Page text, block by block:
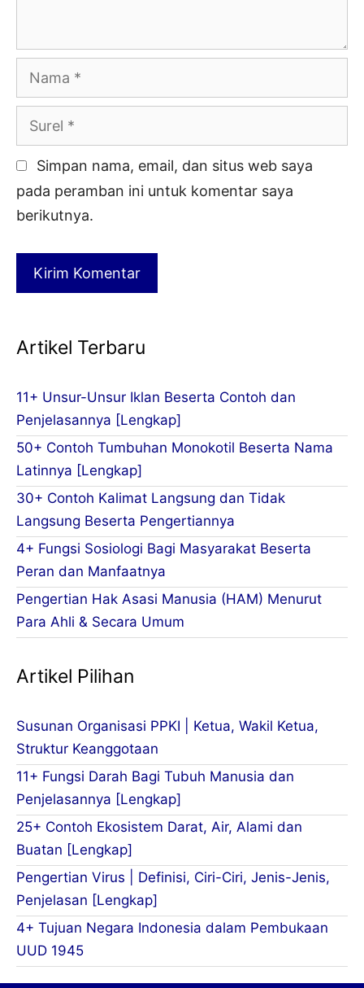
Nama
Surel
Simpan nama, email, dan situs web saya
pada peramban ini untuk komentar saya
berikutnya.
Artikel Terbaru
11+ Unsur-Unsur Iklan Beserta Contoh dan
Penjelasannya [Lengkap]
50+ Contoh Tumbuhan Monokotil Beserta Nama
Latinnya [Lengkap]
30+ Contoh Kalimat Langsung dan Tidak
Langsung Beserta Pengertiannya
4+ Fungsi Sosiologi Bagi Masyarakat Beserta
Peran dan Manfaatnya
Pengertian Hak Asasi Manusia (HAM) Menurut
Para Ahli & Secara Umum
Artikel Pilihan
Susunan Organisasi PPKI | Ketua, Wakil Ketua,
Struktur Keanggotaan
11+ Fungsi Darah Bagi Tubuh Manusia dan
Penjelasannya [Lengkap]
25+ Contoh Ekosistem Darat, Air, Alami dan
Buatan [Lengkap]
Pengertian Virus | Definisi, Ciri-Ciri, Jenis-Jenis,
Penjelasan [Lengkap]
4+ Tujuan Negara Indonesia dalam Pembukaan
UUD 1945